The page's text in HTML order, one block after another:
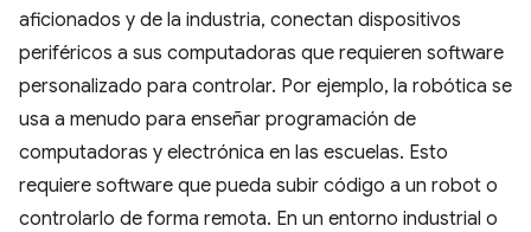
aficionados y de la industria, conectan dispositivos
periféricos a sus computadoras que requieren software
personalizado para controlar. Por ejemplo, la robótica se
usa a menudo para enseñar programación de
computadoras y electrónica en las escuelas. Esto
requiere software que pueda subir código a un robot o
controlarlo de forma remota. En un entorno industrial o